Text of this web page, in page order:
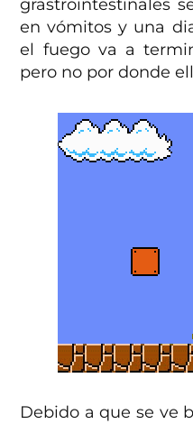
grastrointestinales
en vómitos y una
el fuego va a
pero no por donde
Debido a que se ve